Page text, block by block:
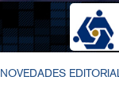
NOVEDADES